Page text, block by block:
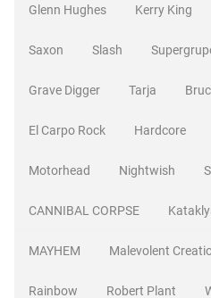
Glenn Hughes Kerry King
Saxon Slash
Grave Digger Tarja
El Carpo Rock Hardcore
Motorhead Nightwish
CANNIBAL CORPSE
MAYHEM Malevolent
Rainbow Robert Plant